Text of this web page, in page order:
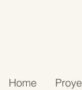
Home